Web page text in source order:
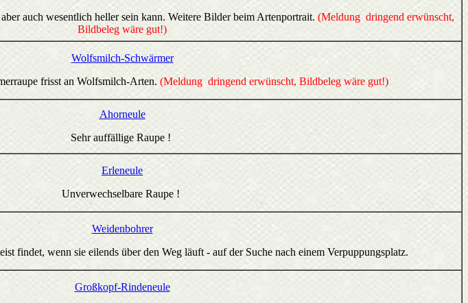
auch wesentlich heller sein kann. Weitere Bilder beim Artenportrait. (Meldung dringend erwünscht,
Bildbeleg wäre gut!)
Wolfsmilch-Schwärmer
frisst an Wolfsmilch-Arten. (Meldung dringend erwünscht, Bildbeleg wäre gut!)
Ahorneule
Sehr auffällige Raupe !
Erleneule
Unverwechselbare Raupe !
Weidenbohrer
findet, wenn sie eilends über den Weg läuft - auf der Suche nach einem Verpuppungsplatz.
Großkopf-Rindeneule